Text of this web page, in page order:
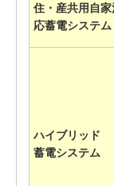
住・産共用自
応蓄電システム
ハイブリッド
蓄電システム